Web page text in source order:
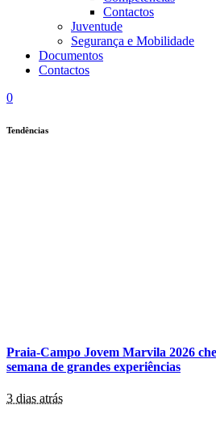
Contactos
Juventude
Segurança e Mobilidade
Documentos
Contactos
0
Tendências
Praia-Campo Jovem Marvila 2026
semana de grandes experiências
3 dias atrás